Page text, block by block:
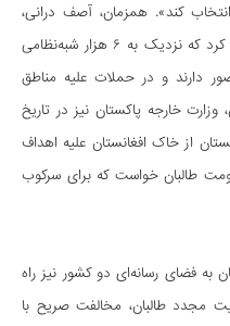
کند». همزمان، آصف درانی،
نمایندۀ ویژه پاکستان برای افغانستان ادعا کرد که نزدیک به ۶ هزار شبه‌نظامی
دارند و در حملات علیه مناطق
خارجه پاکستان نیز در تاریخ
از خاک افغانستان علیه اهداف
طالبان خواست که برای سرکوب
فضای رسانه‌ای دو کشور نیز راه
مجدد طالبان، مخالفت صریح با